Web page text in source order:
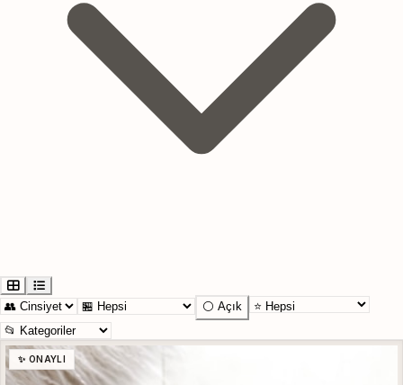
⚪ Açık
✨ ONAYLI